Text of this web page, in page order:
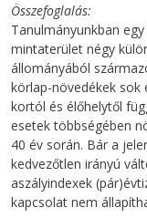
Összefoglalás
Tanulmányunkban
mintaterület négy
állományából
körlap-növedékek sok
kortól és élőhelytől
esetek többségében
40 év során. Bár a
kedvezőtlen irányú
aszályindexek
kapcsolat nem